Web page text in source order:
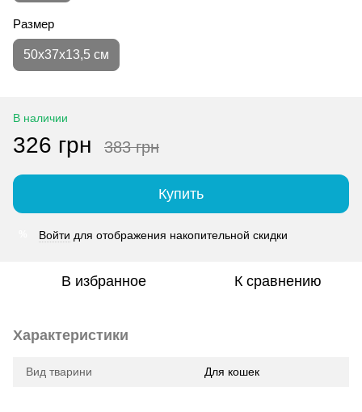
Размер
50х37х13,5 см
В наличии
326 грн 383 грн
Купить
Войти для отображения накопительной скидки
В избранное К сравнению
Характеристики
Вид тварини Для кошек